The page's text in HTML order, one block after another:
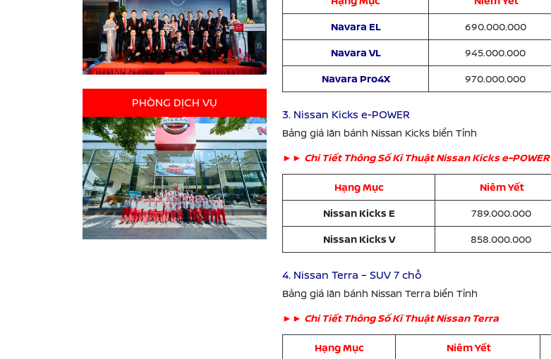
Navara EL 690.000.000
Navara VL 945.000.000
Navara Pro4X 970.000.000
3. Nissan Kicks e-POWER
Bảng giá lăn bánh Nissan Kicks biển Tỉnh
► ► Chi Tiết Thông Số Kĩ Thuật Nissan Kicks e-POWER
Hạng Mục Niêm Yết
Nissan Kicks E 789.000.000
Nissan Kicks V 858.000.000
4. Nissan Terra – SUV 7 chỗ
Bảng giá lăn bánh Nissan Terra biển Tỉnh
► ► Chi Tiết Thông Số Kĩ Thuật Nissan Terra
Hạng Mục Niêm Yết
PHÒNG DỊCH VỤ